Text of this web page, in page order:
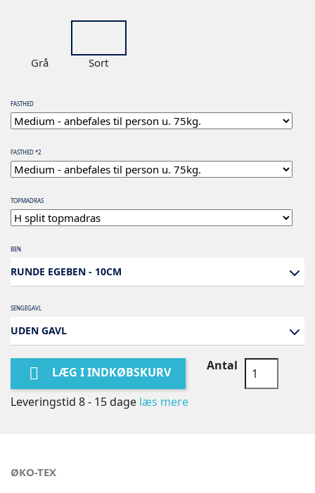
Grå Sort
FASTHED
FASTHED *2
TOPMADRAS
BEN
RUNDE EGEBEN - 10CM
SENGEGAVL
UDEN GAVL
 LÆG I INDKØBSKURV Antal
Leveringstid 8 - 15 dage læs mere
ØKO-TEX